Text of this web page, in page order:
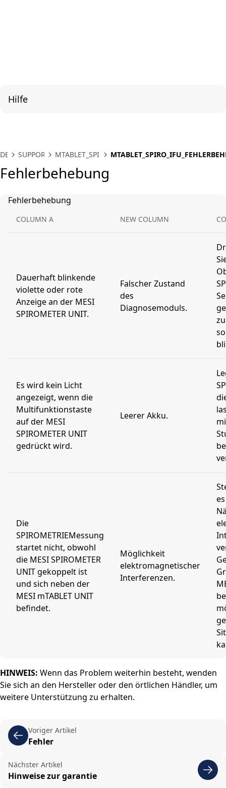
Hilfe
DE SUPPORT MTABLET_SPIRO
Fehlerbehebung
Fehlerbehebung
COLUMN A NEW COLUMN
Dauerhaft blinkende
violette oder rote
Anzeige an der MESI
SPIROMETER UNIT.
Falscher Zustand
des
Diagnosemoduls.
Es wird kein Licht
angezeigt, wenn die
Multifunktionstaste
auf der MESI
SPIROMETER UNIT
gedrückt wird.
Leerer Akku.
Die
SPIROMETRIEMessung
startet nicht, obwohl
die MESI SPIROMETER
UNIT gekoppelt ist
und sich neben der
MESI mTABLET UNIT
befindet.
Möglichkeit
elektromagnetischer
Interferenzen.
HINWEIS: Wenn das Problem weiterhin besteht, wenden
Sie sich an den Hersteller oder den örtlichen Händler, um
weitere Unterstützung zu erhalten.
Voriger Artikel
Fehler
Nächster Artikel
Hinweise zur garantie